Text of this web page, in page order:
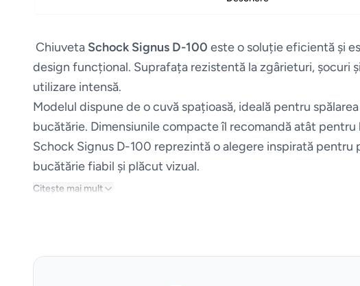
Chiuveta Schock Signus D-100 este o soluție eficientă și
design funcțional. Suprafața rezistentă la zgârieturi, șocuri
utilizare intensă.
Modelul dispune de o cuvă spațioasă, ideală pentru
bucătărie. Dimensiunile compacte îl recomandă atât
Schock Signus D-100 reprezintă o alegere inspirată
bucătărie fiabil și plăcut vizual.
Citește mai mult